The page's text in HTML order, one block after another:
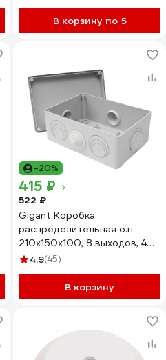
В корзину по 5
-20%
415 ₽
522 ₽
Gigant Коробка
распределительная о.п
210х150х100, 8 выходов, 4
муфты, IP55 44016GI
4.9(45)
В корзину